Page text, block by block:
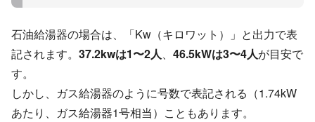
石油給湯器の場合は、「Kw（キロワット）」と出力で表
記されます。 37.2kwは1〜2人、 46.5kWは3〜4人が目安で
す。
しかし、ガス給湯器のように号数で表記される（1.74kW
あたり、ガス給湯器1号相当）こともあります。